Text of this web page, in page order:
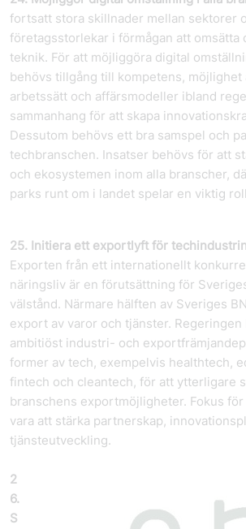
fortsatt stora skillnader mellan sektorer
företagsstorlekar i förmågan att omsätta
teknik. För att möjliggöra digital
behövs tillgång till kompetens, möjlighet
arbetssätt och affärsmodeller ibland
sammanhang för att skapa
Dessutom behövs ett bra samspel och
tech­branschen. Insatser behövs för att
och ekosystemen inom alla branscher,
parks runt om i landet spelar en viktig
25. Initiera ett exportlyft för
Exporten från ett internationellt
näringsliv är en förutsättning för
välstånd. Närmare hälften av Sveriges
export av varor och tjänster.
ambitiöst industri- och
former av tech, exempelvis healthtech,
fintech och cleantech, för att ytterligare
branschens exportmöjligheter. Fokus
vara att stärka partnerskap,
tjänste­utveckling.
2
6.
S